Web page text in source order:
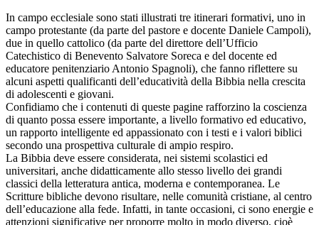
In campo ecclesiale sono stati illustrati tre itinerari formativi, uno in
campo protestante (da parte del pastore e docente Daniele Campoli),
due in quello cattolico (da parte del direttore dell’Ufficio
Catechistico di Benevento Salvatore Soreca e del docente ed
educatore penitenziario Antonio Spagnoli), che fanno riflettere su
alcuni aspetti qualificanti dell’educatività della Bibbia nella crescita
di adolescenti e giovani.
Confidiamo che i contenuti di queste pagine rafforzino la coscienza
di quanto possa essere importante, a livello formativo ed educativo,
un rapporto intelligente ed appassionato con i testi e i valori biblici
secondo una prospettiva culturale di ampio respiro.
La Bibbia deve essere considerata, nei sistemi scolastici ed
universitari, anche didatticamente allo stesso livello dei grandi
classici della letteratura antica, moderna e contemporanea. Le
Scritture bibliche devono risultare, nelle comunità cristiane, al centro
dell’educazione alla fede. Infatti, in tante occasioni, ci sono energie e
attenzioni significative per proporre molto in modo diverso, cioè